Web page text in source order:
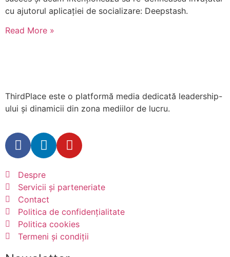
cu ajutorul aplicației de socializare: Deepstash.
Read More »
ThirdPlace este o platformă media dedicată leadership-
ului și dinamicii din zona mediilor de lucru.
Despre
Servicii și parteneriate
Contact
Politica de confidențialitate
Politica cookies
Termeni și condiții